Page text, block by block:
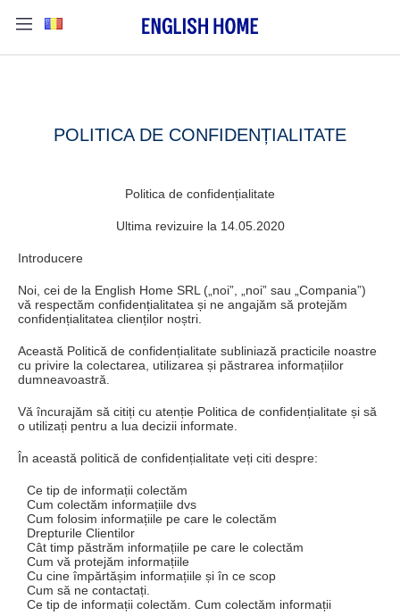
POLITICA DE CONFIDENȚIALITATE
Politica de confidențialitate
Ultima revizuire la 14.05.2020
Introducere
Noi, cei de la English Home SRL („noi”, „noi” sau „Compania”)
vă respectăm confidențialitatea și ne angajăm să protejăm
confidențialitatea clienților noștri.
Această Politică de confidențialitate subliniază practicile noastre
cu privire la colectarea, utilizarea și păstrarea informațiilor
dumneavoastră.
Vă încurajăm să citiți cu atenție Politica de confidențialitate și să
o utilizați pentru a lua decizii informate.
În această politică de confidențialitate veți citi despre:
Ce tip de informații colectăm
Cum colectăm informațiile dvs
Cum folosim informațiile pe care le colectăm
Drepturile Clientilor
Cât timp păstrăm informațiile pe care le colectăm
Cum vă protejăm informațiile
Cu cine împărtășim informațiile și în ce scop
Cum să ne contactați.
Ce tip de informații colectăm. Cum colectăm informații